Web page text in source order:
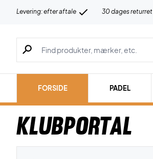
Levering: efter aftale 30 dages returret
Søg efter produkter, mærker etc.
FORSIDE PADEL
Klubportal